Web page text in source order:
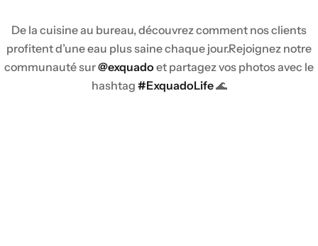
De la cuisine au bureau, découvrez comment nos clients
profitent d’une eau plus saine chaque jour.Rejoignez notre
communauté sur@exquado et partagez vos photos avec le
hashtag #ExquadoLife🌊